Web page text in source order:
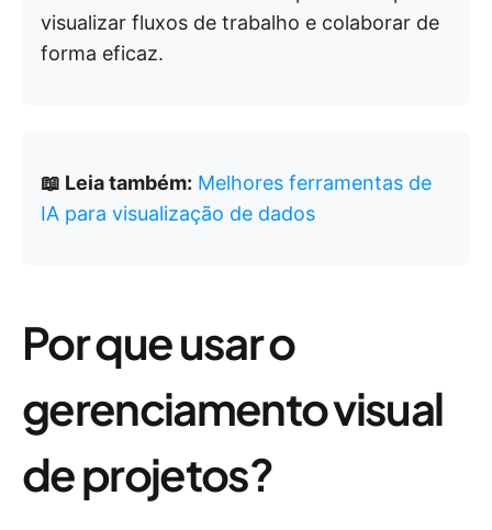
visualizar fluxos de trabalho e colaborar de
forma eficaz.
📖 Leia também: Melhores ferramentas de
IA para visualização de dados
Por que usar o
gerenciamento visual
de projetos?